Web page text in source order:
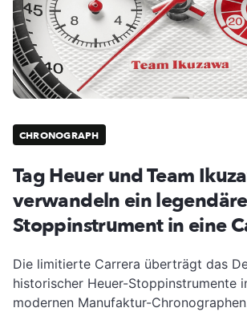
CHRONOGRAPH
Tag Heuer und Team
verwandeln ein
Stoppinstrument in eine
Die limitierte Carrera überträgt das
historischer Heuer-Stoppinstrumente
modernen Manufaktur-